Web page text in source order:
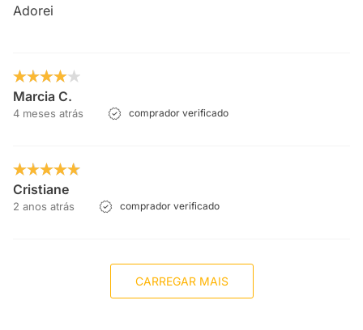
Adorei
Marcia C.
4 meses atrás comprador verificado
Cristiane
2 anos atrás comprador verificado
CARREGAR MAIS